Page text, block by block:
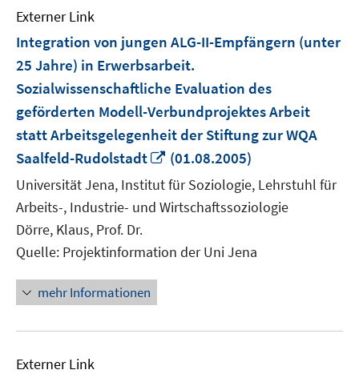
Externer Link
Integration von jungen ALG-II-Empfängern (unter
25 Jahre) in Erwerbsarbeit.
Sozialwissenschaftliche Evaluation des
geförderten Modell-Verbundprojektes Arbeit
statt Arbeitsgelegenheit der Stiftung zur WQA
Saalfeld-Rudolstadt
In
neuem
Fenster
öffnen
(01.08.2005)
Universität Jena, Institut für Soziologie, Lehrstuhl für
Arbeits-, Industrie- und Wirtschaftssoziologie
Dörre, Klaus, Prof. Dr.
Quelle: Projektinformation der Uni Jena
mehr Informationen
Externer Link